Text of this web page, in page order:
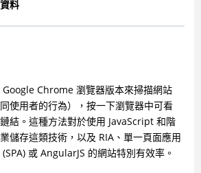
料
Google Chrome 瀏覽器版本來掃描網站
同使用者的行為），按一下瀏覽器中可看
結。這種方法對於使用 JavaScript 和階
儲存這類技術，以及 RIA、單一頁面應用
或 AngularJS 的網站特別有效率。